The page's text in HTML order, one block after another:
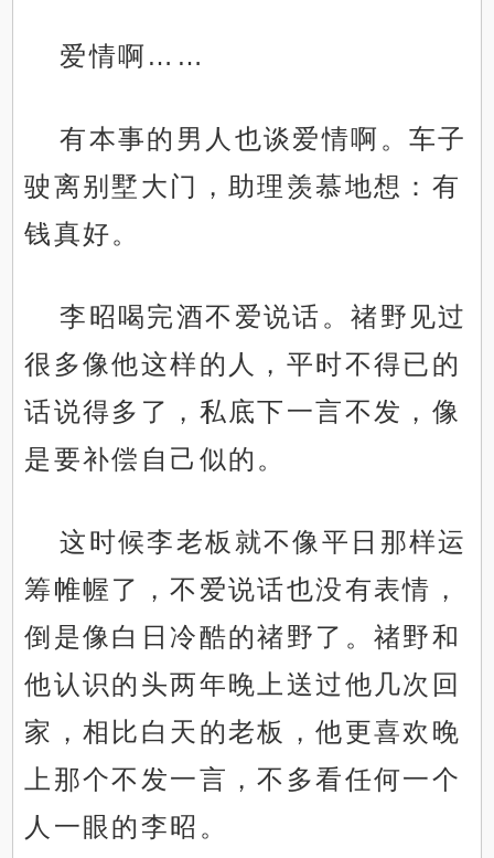
爱情啊……
有本事的男人也谈爱情啊。车子
驶离别墅大门，助理羡慕地想：有
钱真好。
李昭喝完酒不爱说话。禇野见过
很多像他这样的人，平时不得已的
话说得多了，私底下一言不发，像
是要补偿自己似的。
这时候李老板就不像平日那样运
筹帷幄了，不爱说话也没有表情，
倒是像白日冷酷的禇野了。禇野和
他认识的头两年晚上送过他几次回
家，相比白天的老板，他更喜欢晚
上那个不发一言，不多看任何一个
人一眼的李昭。